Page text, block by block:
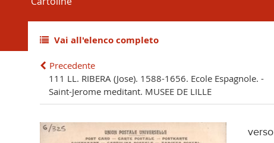
Vai all'elenco completo
Precedente
111 LL. RIBERA (Jose). 1588-1656. Ecole Espagnole. -
Saint-Jerome meditant. MUSEE DE LILLE
verso